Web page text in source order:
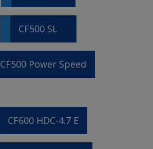
CF500 SL
CF500 Power Speed
CF600 HDC-4.7 E